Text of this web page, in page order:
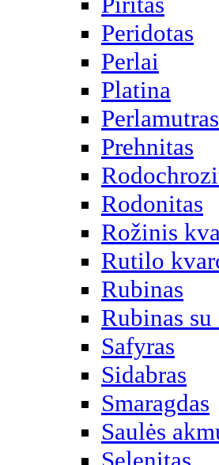
Peridotas
Perlai
Platina
Perlamutras
Prehnitas
Rodonitas
Rožinis
Rutilo
Rubinas
Rubinas
Safyras
Sidabras
Smaragdas
Saulės